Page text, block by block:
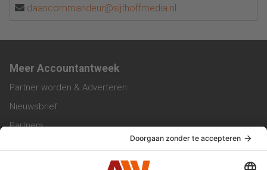
daancommandeur@sijthoffmedia.nl
Meer Accountantweek
Partner worden & Adverteren
Nieuwsbrief
Partners